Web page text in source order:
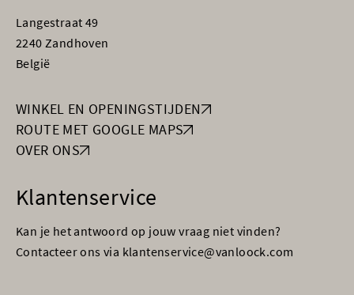
Langestraat 49
2240 Zandhoven
België
WINKEL EN OPENINGSTIJDEN
ROUTE MET GOOGLE MAPS
OVER ONS
Klantenservice
Kan je het antwoord op jouw vraag niet vinden?
Contacteer ons via klantenservice@vanloock.com